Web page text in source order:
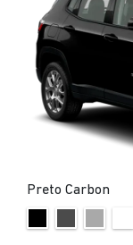
Preto Carbon